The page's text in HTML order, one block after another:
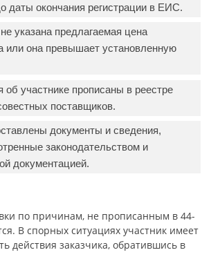
даты окончания регистрации в ЕИС.
указана предлагаемая цена
или она превышает установленную
об участнике прописаны в реестре
поставщиков.
документы и сведения,
законодательством и
документацией.
по причинам, не прописанным в 44-
В спорных ситуациях участник имеет
действия заказчика, обратившись в